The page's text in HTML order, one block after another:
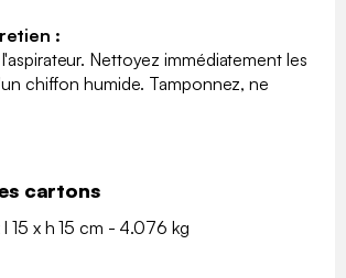
:
Nettoyez immédiatement les
chiffon humide. Tamponnez, ne
cartons
l 15 x h 15 cm - 4.076 kg